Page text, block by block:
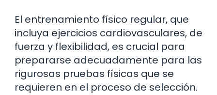
El entrenamiento físico regular, que
incluya ejercicios cardiovasculares, de
fuerza y flexibilidad, es crucial para
prepararse adecuadamente para las
rigurosas pruebas físicas que se
requieren en el proceso de selección.